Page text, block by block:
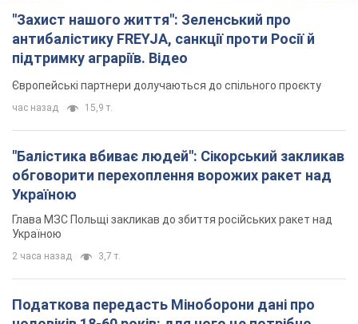
"Захист нашого життя": Зеленський про
антибалістику FREYJA, санкції проти Росії й
підтримку аграріїв. Відео
Європейські партнери долучаються до спільного проєкту
час назад 15,9 т.
"Балістика вбиває людей": Сікорський закликав
обговорити перехоплення ворожих ракет над
Україною
Глава МЗС Польщі закликав до збиття російських ракет над
Україною
2 часа назад 3,7 т.
Податкова передасть Міноборони дані про